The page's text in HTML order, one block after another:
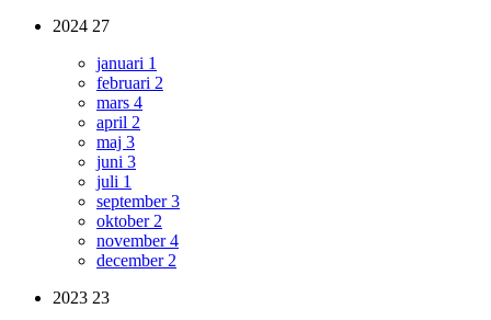
2024 27
januari 1
februari 2
mars 4
april 2
maj 3
juni 3
juli 1
september3
oktober 2
november4
december 2
2023 23